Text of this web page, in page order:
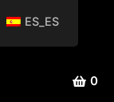
0
ES_ES